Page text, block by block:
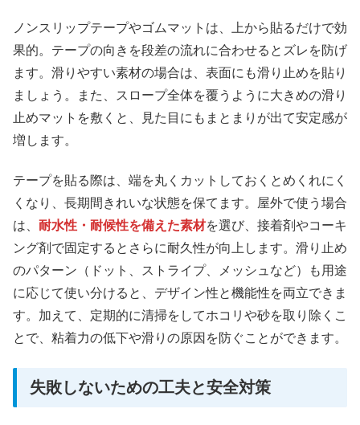
ノンスリップテープやゴムマットは、上から貼るだけで効
果的。テープの向きを段差の流れに合わせるとズレを防げ
ます。滑りやすい素材の場合は、表面にも滑り止めを貼り
ましょう。また、スロープ全体を覆うように大きめの滑り
止めマットを敷くと、見た目にもまとまりが出て安定感が
増します。
テープを貼る際は、端を丸くカットしておくとめくれにく
くなり、長期間きれいな状態を保てます。屋外で使う場合
は、 耐水性・耐候性を備えた素材を選び、接着剤やコーキ
ング剤で固定するとさらに耐久性が向上します。滑り止め
のパターン（ドット、ストライプ、メッシュなど）も用途
に応じて使い分けると、デザイン性と機能性を両立できま
す。加えて、定期的に清掃をしてホコリや砂を取り除くこ
とで、粘着力の低下や滑りの原因を防ぐことができます。
失敗しないための工夫と安全対策